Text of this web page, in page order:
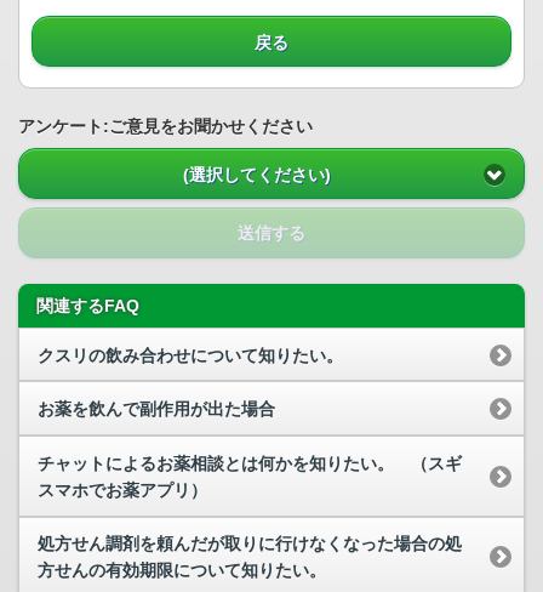
戻る
アンケート:ご意見をお聞かせください
(選択してください)
送信する
関連するFAQ
クスリの飲み合わせについて知りたい。
お薬を飲んで副作用が出た場合
チャットによるお薬相談とは何かを知りたい。 （スギ
スマホでお薬アプリ）
処方せん調剤を頼んだが取りに行けなくなった場合の処
方せんの有効期限について知りたい。